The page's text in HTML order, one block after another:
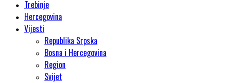
Trebinje
Hercegovina
Vijesti
Republika Srpska
Bosna i Hercegovina
Region
Svijet